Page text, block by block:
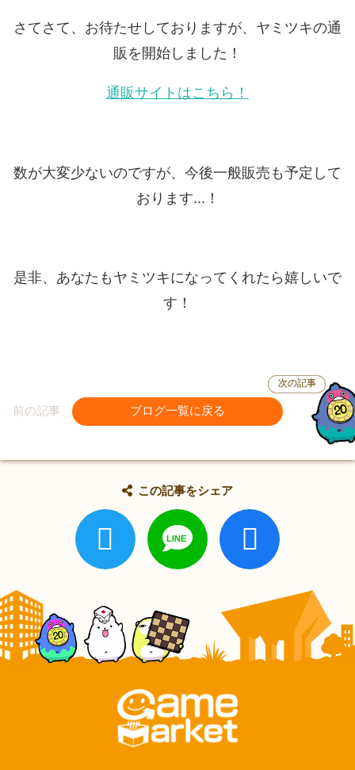
さてさて、お待たせしておりますが、ヤミツキの通
販を開始しました！
通販サイトはこちら！
数が大変少ないのですが、今後一般販売も予定して
おります...！
是非、あなたもヤミツキになってくれたら嬉しいで
す！
前の記事 ブログ一覧に戻る
次の記事
この記事をシェア